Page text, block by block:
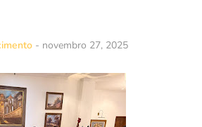
- novembro 27, 2025